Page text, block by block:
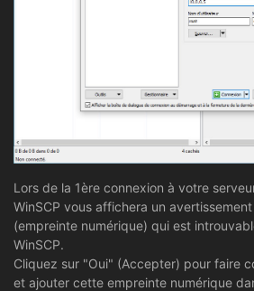
Lors de la 1ère connexion à votre
WinSCP vous affichera un
(empreinte numérique) qui est
WinSCP.
Cliquez sur "Oui" (Accepter) pour faire
et ajouter cette empreinte numérique